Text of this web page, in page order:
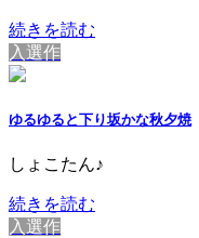
続きを読む
入選作
ゆるゆると下り坂かな秋夕焼
しょこたん♪
続きを読む
入選作